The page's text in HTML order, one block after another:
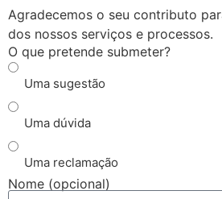
Agradecemos o seu contributo
dos nossos serviços e processos.
O que pretende submeter?
Uma sugestão
Uma dúvida
Uma reclamação
Nome (opcional)